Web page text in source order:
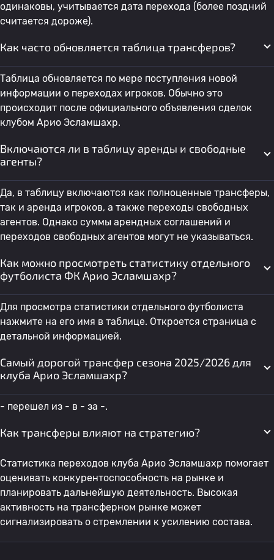
одинаковы, учитывается дата перехода (более поздний
считается дороже).
Как часто обновляется таблица трансферов?
Таблица обновляется по мере поступления новой
информации о переходах игроков. Обычно это
происходит после официального объявления сделок
клубом Арио Эсламшахр.
Включаются ли в таблицу аренды и свободные
агенты?
Да, в таблицу включаются как полноценные трансферы,
так и аренда игроков, а также переходы свободных
агентов. Однако суммы арендных соглашений и
переходов свободных агентов могут не указываться.
Как можно просмотреть статистику отдельного
футболиста ФК Арио Эсламшахр?
Для просмотра статистики отдельного футболиста
нажмите на его имя в таблице. Откроется страница с
детальной информацией.
Самый дорогой трансфер сезона 2025/2026 для
клуба Арио Эсламшахр?
- перешел из - в - за -.
Как трансферы влияют на стратегию?
Статистика переходов клуба Арио Эсламшахр помогает
оценивать конкурентоспособность на рынке и
планировать дальнейшую деятельность. Высокая
активность на трансферном рынке может
сигнализировать о стремлении к усилению состава.